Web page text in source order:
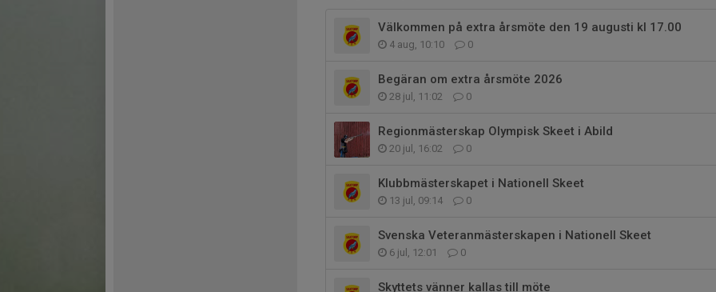
Välkommen på extra årsmöte den 19 augusti kl 17.00
4 aug, 10:10 0
Begäran om extra årsmöte 2026
28 jul, 11:02 0
Regionmästerskap Olympisk Skeet i Abild
20 jul, 16:02 0
Klubbmästerskapet i Nationell Skeet
13 jul, 09:14 0
Svenska Veteranmästerskapen i Nationell Skeet
6 jul, 12:01 0
Skyttets vänner kallas till möte